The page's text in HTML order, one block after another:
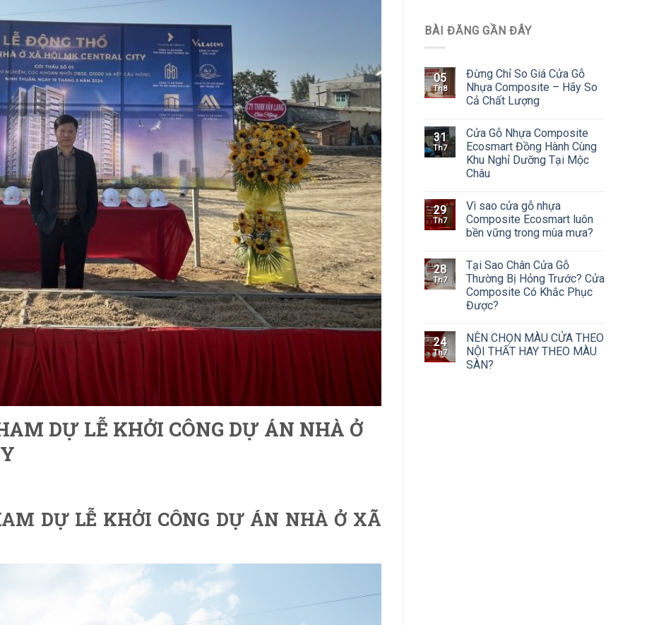
DỰ LỄ KHỞI CÔNG DỰ ÁN NHÀ Ở
DỰ LỄ KHỞI CÔNG DỰ ÁN NHÀ Ở XÃ
BÀI ĐĂNG GẦN ĐÂY
05
Th8
Đừng Chỉ So Giá Cửa Gỗ
Nhựa Composite – Hãy So
Cả Chất Lượng
31
Th7
Cửa Gỗ Nhựa Composite
Ecosmart Đồng Hành Cùng
Khu Nghỉ Dưỡng Tại Mộc
Châu
29
Th7
Vì sao cửa gỗ nhựa
Composite Ecosmart luôn
bền vững trong mùa mưa?
28
Th7
Tại Sao Chân Cửa Gỗ
Thường Bị Hỏng Trước? Cửa
Composite Có Khắc Phục
Được?
24
Th7
NÊN CHỌN MÀU CỬA THEO
NỘI THẤT HAY THEO MÀU
SÀN?